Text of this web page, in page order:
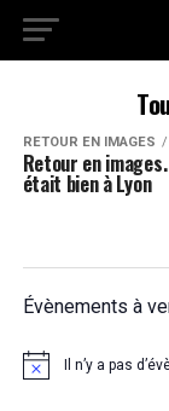
RETOUR EN IMAGES
Retour en
était bien à Lyon
Évènements à
Notice Il n’y a pas